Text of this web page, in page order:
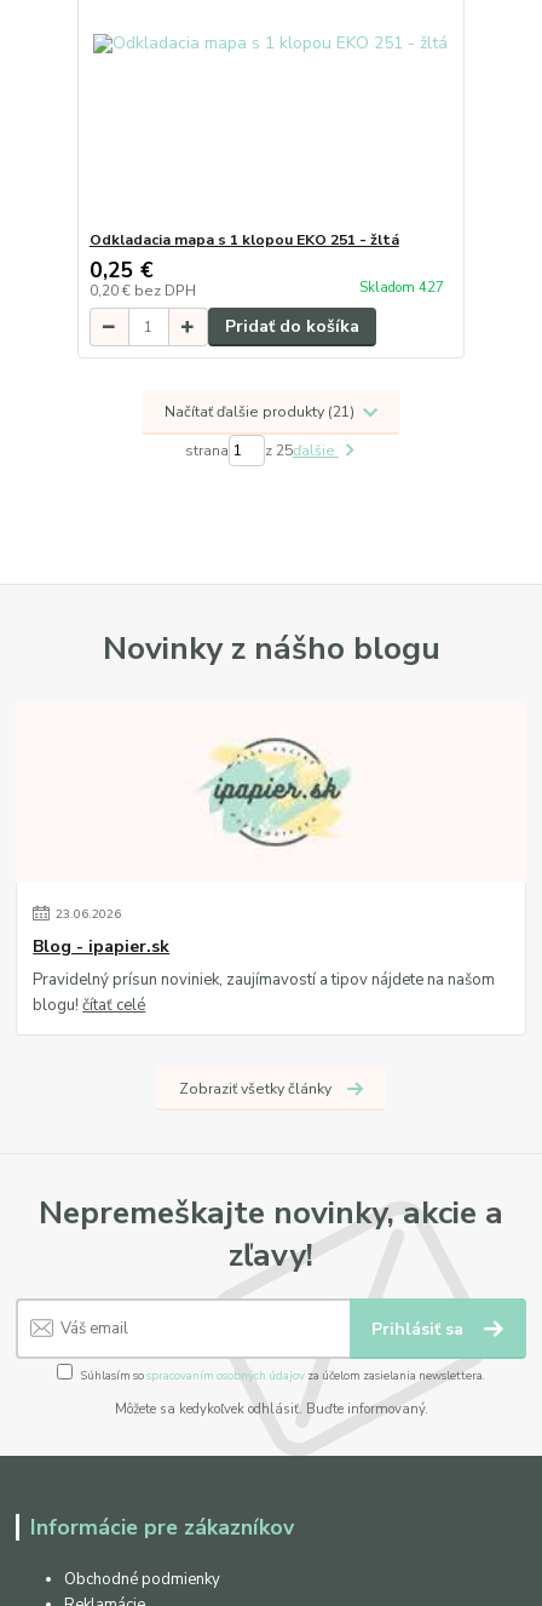
Odkladacia mapa s 1 klopou EKO 251 - žltá
0,25 €
0,20 € bez DPH Skladom 427
Pridať do košíka
Načítať ďalšie produkty (21)
strana z 25ďalšie
Novinky z nášho blogu
23.06.2026
Blog - ipapier.sk
Pravidelný prísun noviniek, zaujímavostí a tipov nájdete na našom
blogu!čítať celé
Zobraziť všetky články
Nepremeškajte novinky, akcie a
zľavy!
Prihlásiť sa
Súhlasím sospracovaním osobných údajov za účelom zasielania newslettera.
Môžete sa kedykoľvek odhlásiť. Buďte informovaný.
Informácie pre zákazníkov
Obchodné podmienky